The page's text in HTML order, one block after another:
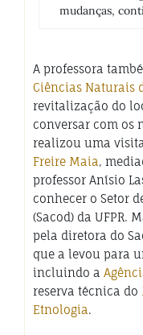
mudanças,
A professora
Ciências Naturais
revitalização do
conversar com os
realizou uma
Freire Maia,
professor Anísio
conhecer o Setor
(Sacod) da UFPR.
pela diretora do
que a levou para
incluindo a
reserva técnica do
Etnologia.